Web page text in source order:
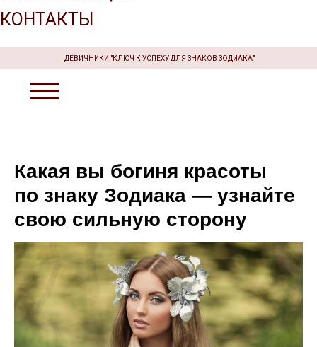
КОНТАКТЫ
ДЕВИЧНИКИ "КЛЮЧ К УСПЕХУ ДЛЯ ЗНАКОВ ЗОДИАКА"
Какая вы богиня красоты
по знаку Зодиака — узнайте
свою сильную сторону